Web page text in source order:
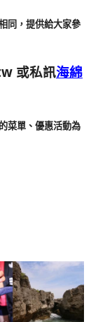
同，提供給大家參
或私訊海綿
菜單、優惠活動為